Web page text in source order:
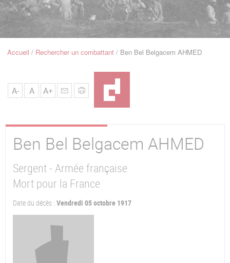
Navigation
FilAccueil Rechercher un combattant Ben Bel Belgacem AHMED
A- A A+
Ben Bel Belgacem AHMED
Sergent - Armée française
Mort pour la France
Date du décès : Vendredi 05 octobre 1917